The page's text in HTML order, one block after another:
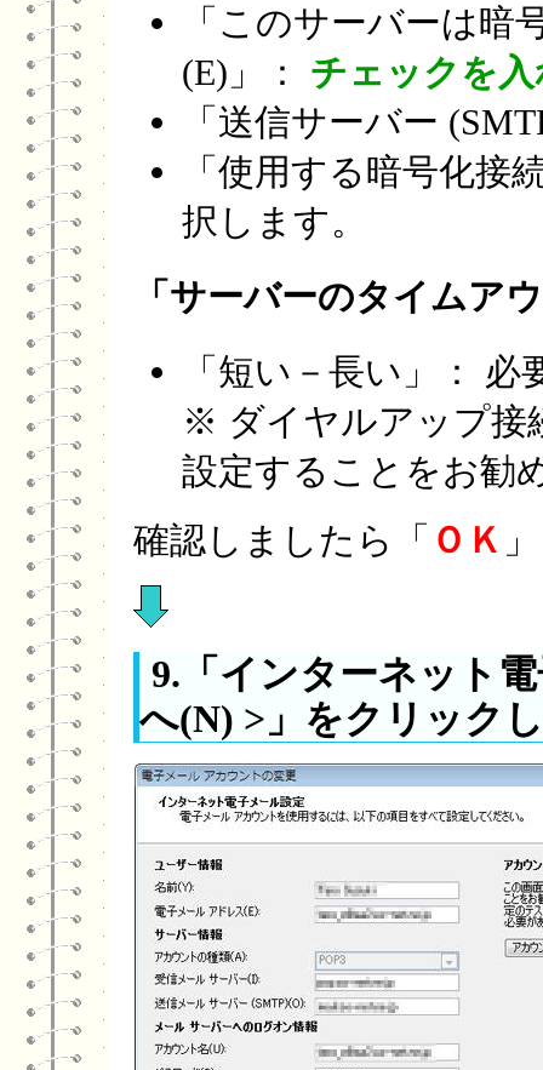
「このサーバーは暗
(E)」： チェックを
「送信サーバー
「使用する暗号化接
択します。
「サーバーのタイムア
「短い－長い」：
※ ダイヤルアップ接
設定することをお勧
確認しましたら「 ＯＫ
9.「インターネット
へ(N) >」をクリック